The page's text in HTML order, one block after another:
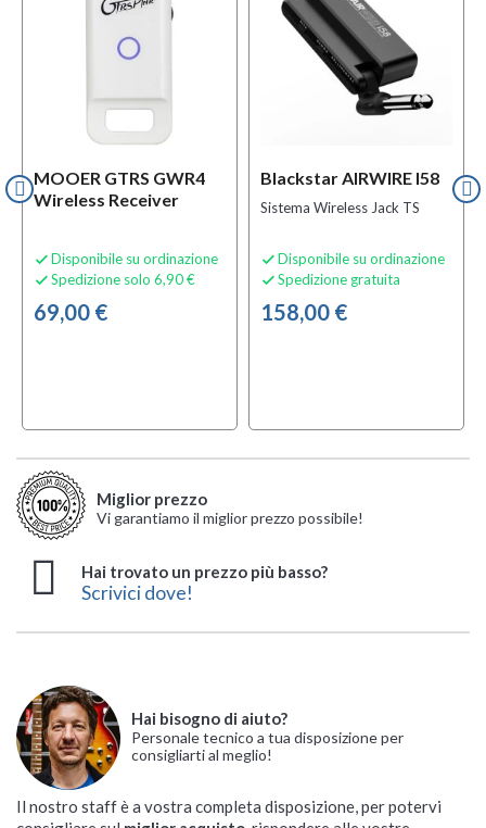
MOOER GTRS GWR4
Wireless Receiver
 Disponibile su ordinazione
 Spedizione solo 6,90 €
69,00 €
Blackstar AIRWIRE I58
Sistema Wireless Jack TS
 Disponibile su ordinazione
 Spedizione gratuita
158,00 €
Miglior prezzo
Vi garantiamo il miglior prezzo possibile!
Hai trovato un prezzo più basso?
Scrivici dove!
Hai bisogno di aiuto?
Personale tecnico a tua disposizione per
consigliarti al meglio!
Il nostro staff è a vostra completa disposizione, per potervi